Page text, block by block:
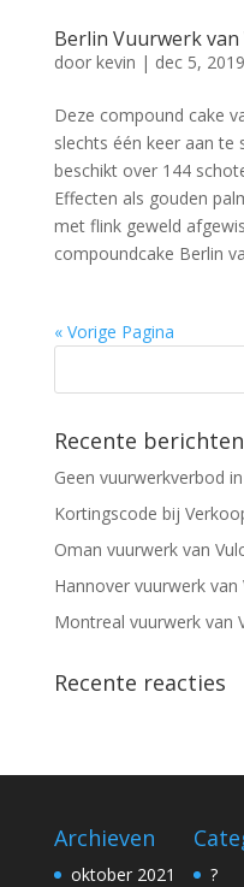
Berlin Vuurwerk
door kevin | dec 5, 2019
Deze compound cake
slechts één keer aan te
beschikt over 144
Effecten als gouden
met flink geweld
compoundcake Berlin
« Vorige Pagina
Recente berichten
Geen vuurwerkverbod
Kortingscode bij
Oman vuurwerk van
Hannover vuurwerk van
Montreal vuurwerk van
Recente reacties
Archieven
oktober 2021
?